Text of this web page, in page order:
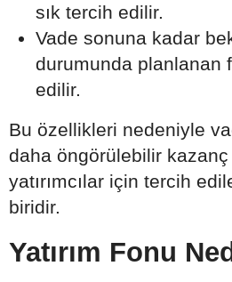
sık tercih edilir.
Vade sonuna kadar
durumunda planlanan
edilir.
Bu özellikleri nedeniyle
daha öngörülebilir
yatırımcılar için tercih
biridir.
Yatırım Fonu